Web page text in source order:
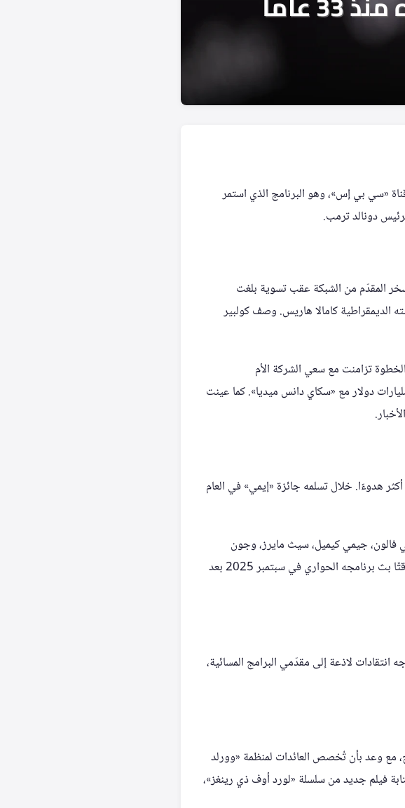
«سي بي إس»، وهو البرنامج الذي استمر
دونالد ترمب.
البرنامج الذي قدمه كولبير منذ عام 2015 بعد أن سخر المقدّم من الشبكة عقب تسوية بلغت
الديمقراطية كامالا هاريس. وصف كولبير
تزامنت مع سعي الشركة الأم
للحصول على موافقة حكومية للمضيّ في صفقة اندماج بقيمة 8.4 مليارات دولار مع «سكاي دانس ميديا». كما عينت
التي سبقت عرض الحلقة الأخيرة، بدا كولبير البالغ من العمر 62 عامًا أكثر هدوءًا. خلال تسلمه جائزة «إيمي» في العام
فالون، جيمي كيميل، سيث مايرز، وجون
أوليفر، لتكريمه في الأستوديو. كما حظي بزيارة من جيمي كيميل الذي أوقفت مؤقتًا بث برنامجه الحواري في سبتمبر 2025 بعد
لاذعة إلى مقدّمي البرامج المسائية،
مع وعد بأن تُخصص العائدات لمنظمة «وورلد
فيلم جديد من سلسلة «لورد أوف ذي رينغز»،